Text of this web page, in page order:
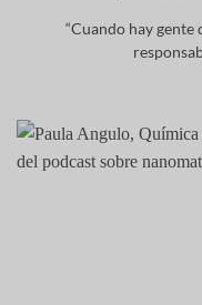
“Cuando hay gente